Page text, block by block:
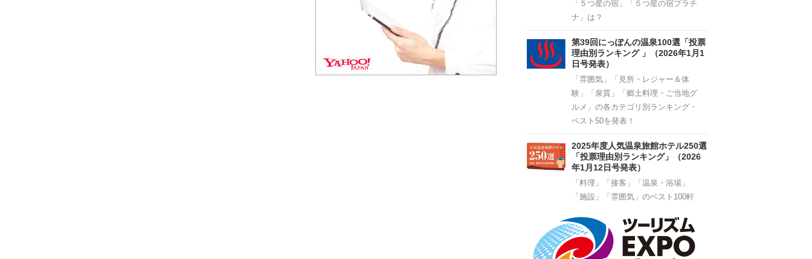
「５つ星の宿」「５つ星の宿プラチ
ナ」は？
第39回にっぽんの温泉100選「投票
理由別ランキング 」（2026年1月1
日号発表）
「雰囲気」「見所・レジャー＆体
験」「泉質」「郷土料理・ご当地グ
ルメ」の各カテゴリ別ランキング・
ベスト50を発表！
2025年度人気温泉旅館ホテル250選
「投票理由別ランキング」（2026
年1月12日号発表）
「料理」「接客」「温泉・浴場」
「施設」「雰囲気」のベスト100軒